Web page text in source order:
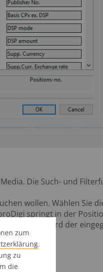
Die Such- und
wollen. Wählen Sie
springt in der
wird der
zum
.
zu
die